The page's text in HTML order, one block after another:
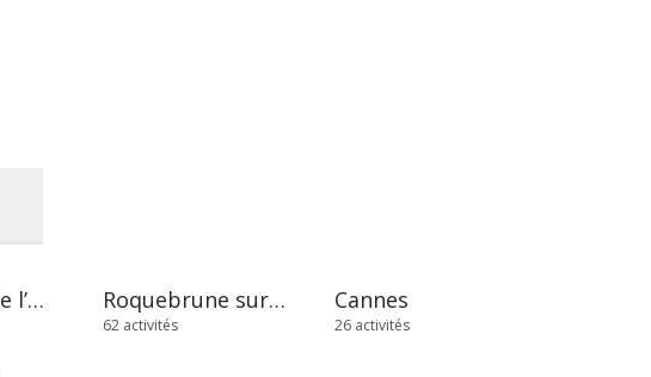
Les Adrets de l’Estérel Roquebrune sur Argens
62 activités
Cannes
26 activités